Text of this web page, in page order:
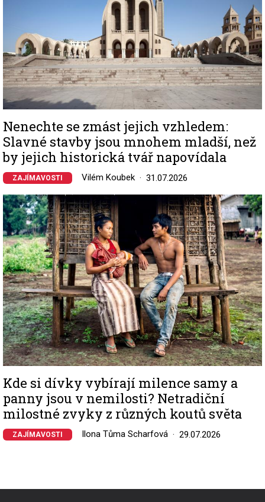
Nenechte se zmást jejich vzhledem:
Slavné stavby jsou mnohem mladší, než
by jejich historická tvář napovídala
ZAJÍMAVOSTI Vilém Koubek 31.07.2026
Image
Kde si dívky vybírají milence samy a
panny jsou v nemilosti? Netradiční
milostné zvyky z různých koutů světa
ZAJÍMAVOSTI Ilona Tůma Scharfová 29.07.2026